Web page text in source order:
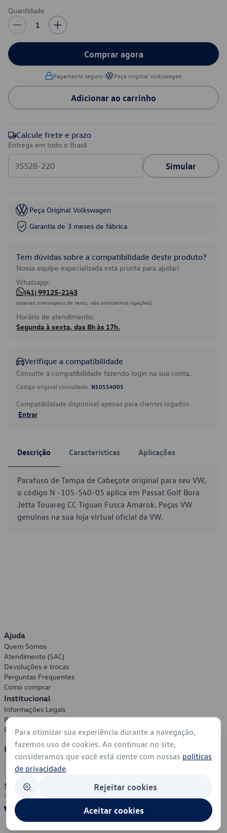
Quantidade
1
Comprar agora
Pagamento seguro• Peça original Volkswagen
Adicionar ao carrinho
Calcule frete e prazo
Entrega em todo o Brasil
Simular
Peça Original Volkswagen
Garantia de 3 meses de fábrica
Tem dúvidas sobre a compatibilidade deste produto?
Nossa equipe especializada está pronta para ajudar!
Whatsapp:
(41) 99125-2143
(apenas mensagens de texto, não atendemos ligações)
Horário de atendimento:
Segunda à sexta, das 8h às 17h.
Verifique a compatibilidade
Consulte a compatibilidade fazendo login na sua conta.
Código original consultado: N10554005
Compatibilidade disponível apenas para clientes logados.
Entrar
Descrição Características Aplicações
Parafuso de Tampa de Cabeçote original para seu VW,
o código N -105-540-05 aplica em Passat Golf Bora
Jetta Touareg CC Tiguan Fusca Amarok. Peças VW
genuínas na sua loja virtual oficial da VW.
Ajuda
Quem Somos
Atendimento (SAC)
Devoluções e trocas
Perguntas Frequentes
Como comprar
Institucional
Informações Legais
Política de Privacidade
Política de Cookies
Formas de Pagamento
Segurança
Para otimizar sua experiência durante a navegação,
fazemos uso de cookies. Ao continuar no site,
consideramos que você está ciente com nossas políticas
de privacidade.
Rejeitar cookies
Aceitar cookies